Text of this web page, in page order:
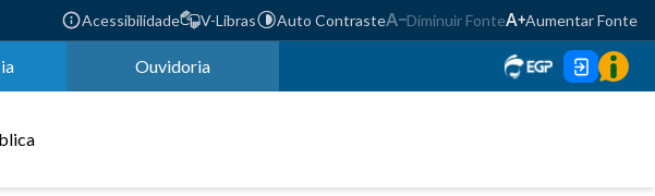
Acessibilidade V-Libras Auto Contraste Diminuir Fonte Aumentar Fonte
Ouvidoria